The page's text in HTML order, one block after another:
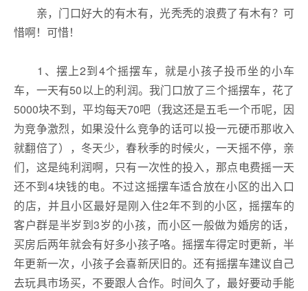
亲，门口好大的有木有，光秃秃的浪费了有木有？可
惜啊！可惜！
1、摆上2到4个摇摆车，就是小孩子投币坐的小车
车，一天有50以上的利润。我门口放了三个摇摆车，花了
5000块不到，平均每天70吧（我这还是五毛一个币呢，因
为竞争激烈，如果没什么竞争的话可以投一元硬币那收入
就翻倍了），冬天少，春秋季的时候火，一天摇不停，亲
们，这是纯利润啊，只有一次性的投入，那点电费摇一天
还不到4块钱的电。不过这摇摆车适合放在小区的出入口
的店，并且小区最好是刚入住2年不到的小区，摇摆车的
客户群是半岁到3岁的小孩，而小区一般做为婚房的话，
买房后两年就会有好多小孩子咯。摇摆车得定时更新，半
年更新一次，小孩子会喜新厌旧的。还有摇摆车建议自己
去玩具市场买，不要跟人合作。时间久了，最好要动手能